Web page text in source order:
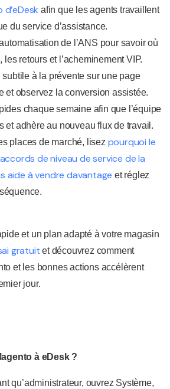
afin que les agents travaillent
du service d’assistance.
de l’ANS pour savoir où
retours et l’acheminement VIP.
à la prévente sur une page
et observez la conversion assistée.
chaque semaine afin que l’équipe
et adhère au nouveau flux de travail.
places de marché, lisez pourquoi le
de niveau de service de la
aide à vendre davantage et réglez
et un plan adapté à votre magasin
gratuit et découvrez comment
et les bonnes actions accélèrent
jour.
à eDesk ?
qu’administrateur, ouvrez Système,